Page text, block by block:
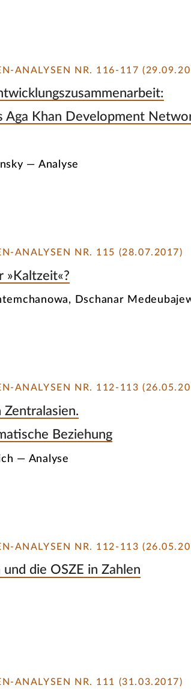
ANALYSEN NR. 116-117
Aga Khan Development
— Analyse
ANALYSEN NR. 115 (28.07.2017)
»Kaltzeit«?
Dschanar
ANALYSEN NR. 112-113
Zentralasien.
Beziehung
— Analyse
ANALYSEN NR. 112-113
die OSZE in Zahlen
ANALYSEN NR. 111 (31.03.2017)